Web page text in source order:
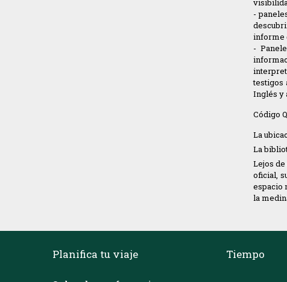
-
informe
-
testigos
Inglés y
Código
La
La
Lejos
oficial,
espacio
la
Planifica tu viaje Tiempo